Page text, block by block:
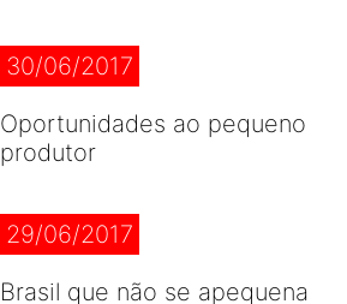
30/06/2017
Oportunidades ao pequeno
produtor
29/06/2017
Brasil que não se apequena